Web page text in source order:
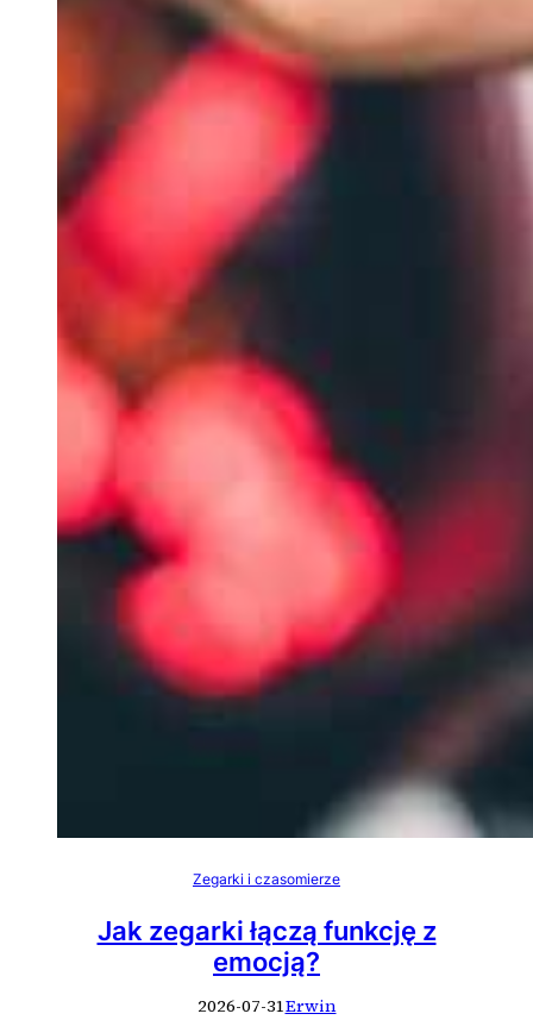
Zegarki i czasomierze
Jak zegarki łączą funkcję z
emocją?
2026-07-31Erwin